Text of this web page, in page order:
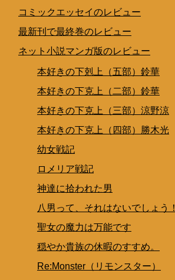
コミックエッセイのレビュー
最新刊で最終巻のレビュー
ネット小説マンガ版のレビュー
本好きの下剋上（五部）鈴華
本好きの下克上（二部）鈴華
本好きの下克上（三部）涼野涼
本好きの下克上（四部）勝木光
幼女戦記
ロメリア戦記
神達に拾われた男
八男って、それはないでしょう！
聖女の魔力は万能です
穏やか貴族の休暇のすすめ。
Re:Monster（リモンスター）